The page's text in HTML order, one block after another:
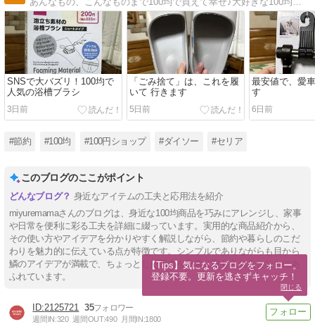
SNSで大バズリ！100均で
人気の浴槽ブラシ
3日前
「ごみ捨て」は、これを履
いて 行きます
5日前
最安値で、愛
す
6日前
#節約 #100均 #100円ショップ #ダイソー #セリア
このブログのここがポイント
身近なアイテムの工夫と応用法を紹介
miyuremamaさんのブログは、身近な100均商品を巧みにアレンジし、家事
や日常を便利に彩る工夫を詳細に綴っています。実用的な商品紹介から、
その使い方やアイデアを分かりやすく解説しながら、節約や暮らしのこだ
わりを魅力的に伝えている点が特徴です。シンプルでありながらも目から
鱗のアイデアが満載で、ちょっとした工夫を日常に取り入れるヒントにあ
ふれています。
2125721 35
週間IN:320 週間OUT:490 月間IN:1800
【Tips】気になるブログをフォロー。
登録不要。更新を逃さずキャッチ！
閉じる